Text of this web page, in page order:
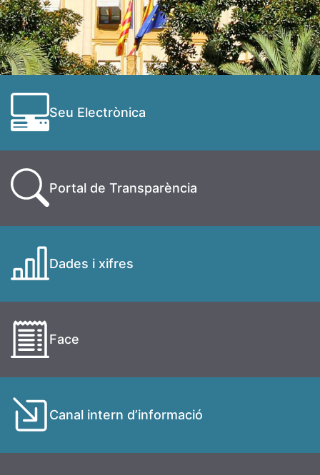
Seu Electrònica
Portal de Transparència
Dades i xifres
Face
Canal intern d’informació